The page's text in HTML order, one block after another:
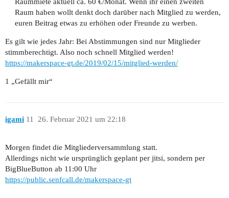
Raum haben wollt denkt doch darüber nach Mitglied zu werden,
euren Beitrag etwas zu erhöhen oder Freunde zu werben.
Es gilt wie jedes Jahr: Bei Abstimmungen sind nur Mitglieder
stimmberechtigt. Also noch schnell Mitglied werden!
https://makerspace-gt.de/2019/02/15/mitglied-werden/
1 „Gefällt mir“
igami 26. Februar 2021 um 22:18
11
Morgen findet die Mitgliederversammlung statt.
Allerdings nicht wie ursprünglich geplant per jitsi, sondern per
BigBlueButton ab 11:00 Uhr
https://public.senfcall.de/makerspace-gt